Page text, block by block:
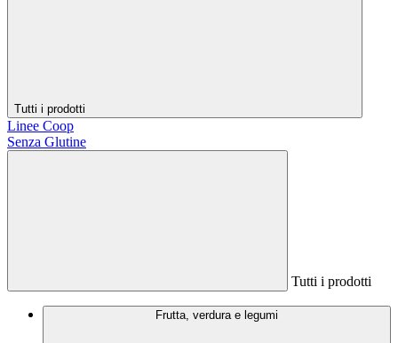
Tutti i prodotti
Linee Coop
Senza Glutine
Tutti i prodotti
Frutta, verdura e legumi